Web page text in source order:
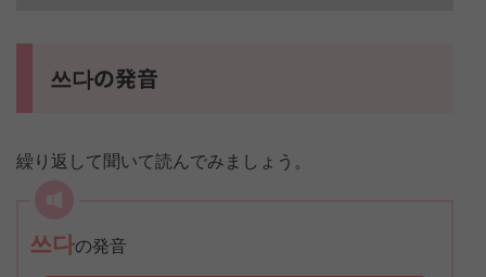
쓰다の発音
繰り返して聞いて読んでみましょう。
쓰다の発音